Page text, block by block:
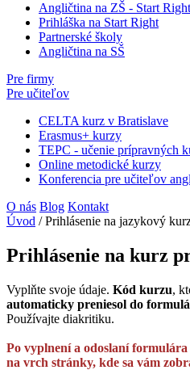
Angličtina na ZŠ - Start Right
Prihláška na Start Right
Partnerské školy
Angličtina na SŠ
Pre firmy
Pre učiteľov
CELTA kurz v Bratislave
Erasmus+ kurzy
TEPC - učenie prípravných
Online metodické kurzy
Konferencia pre učiteľov
O nás Blog Kontakt
Úvod /Prihlásenie na jazykový
Prihlásenie na kurz
Vyplňte svoje údaje. Kód kurzu,
automaticky preniesol do
Používajte diakritiku.
Po vyplnení a odoslaní
na vrch stránky, kde sa vám